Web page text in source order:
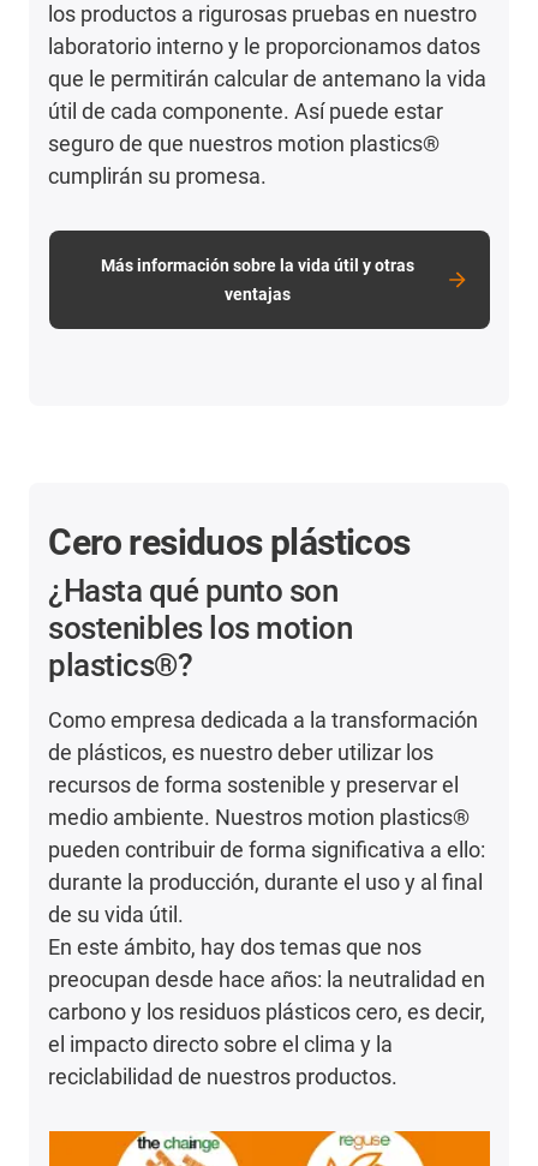
los productos a rigurosas pruebas en nuestro
laboratorio interno y le proporcionamos datos
que le permitirán calcular de antemano la vida
útil de cada componente. Así puede estar
seguro de que nuestros motion plastics®
cumplirán su promesa.
Más información sobre la vida útil y otras
ventajas
Cero residuos plásticos
¿Hasta qué punto son
sostenibles los motion
plastics®?
Como empresa dedicada a la transformación
de plásticos, es nuestro deber utilizar los
recursos de forma sostenible y preservar el
medio ambiente. Nuestros motion plastics®
pueden contribuir de forma significativa a ello:
durante la producción, durante el uso y al final
de su vida útil.
En este ámbito, hay dos temas que nos
preocupan desde hace años: la neutralidad en
carbono y los residuos plásticos cero, es decir,
el impacto directo sobre el clima y la
reciclabilidad de nuestros productos.